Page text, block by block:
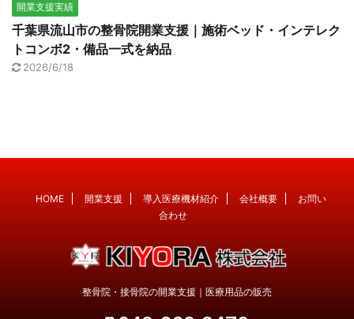
開業支援実績
千葉県流山市の整骨院開業支援｜施術ベッド・インテレク
トコンボ2・備品一式を納品
2026/6/18
HOME 開業支援 導入医療機材紹介 会社概要
お問い
合わせ
整骨院・接骨院の開業支援｜医療用品の販売